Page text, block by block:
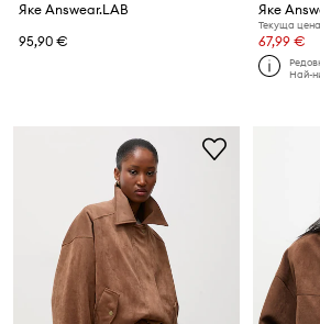
Яке Answear.LAB
95,90 €
Яке
Текуща
67,99 €
Най-